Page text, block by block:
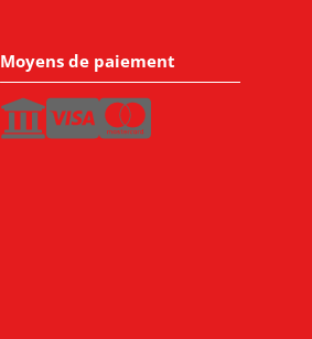
Moyens de paiement